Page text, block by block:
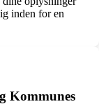
inden for en
Kommunes